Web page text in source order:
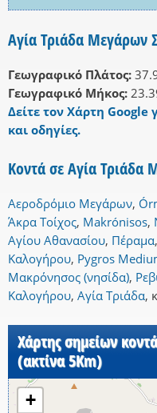
Αγία Τριάδα Μεγάρων
Γεωγραφικό Πλάτος:
Γεωγραφικό Μήκος:
Δείτε τον Χάρτη
και οδηγίες.
Κοντά σε Αγία Τριάδα
Αεροδρόμιο Μεγάρων,
Άκρα Τοίχος, Makrónisos,
Αγίου Αθανασίου, Πέραμα
Καλογήρου, Pygros
Μακρόνησος (νησίδα),
Καλογήρου, Αγία Τριάδα,
Χάρτης σημείων
(ακτίνα 5Km)
+